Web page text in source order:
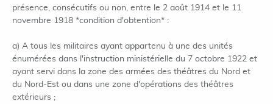
présence, consécutifs ou non, entre le 2 août 1914 et le 11
novembre 1918 *condition d'obtention* :
a) A tous les militaires ayant appartenu à une des unités
énumérées dans l'instruction ministérielle du 7 octobre 1922 et
ayant servi dans la zone des armées des théâtres du Nord et
du Nord-Est ou dans une zone d'opérations des théâtres
extérieurs ;